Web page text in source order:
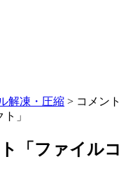
解凍・圧縮 > コメント
」
「ファイルコ